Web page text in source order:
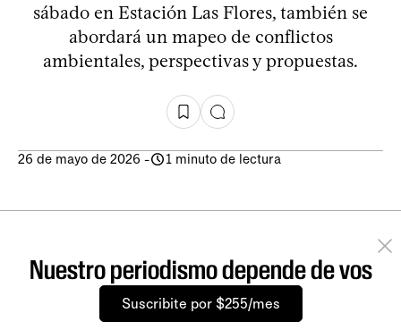
sábado en Estación Las Flores, también se
abordará un mapeo de conflictos
ambientales, perspectivas y propuestas.
26 de mayo de 2026 - 1 minuto de lectura
Nuestro periodismo depende de vos
Suscribite por $255/mes